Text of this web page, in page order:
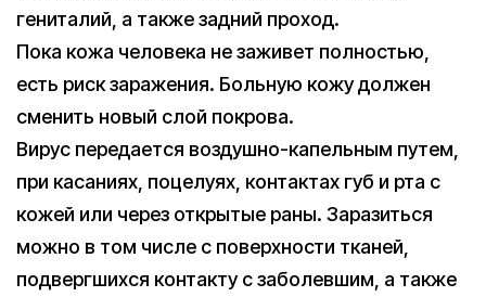
гениталий, а также задний проход.
Пока кожа человека не заживет полностью,
есть риск заражения. Больную кожу должен
сменить новый слой покрова.
Вирус передается воздушно-капельным путем,
при касаниях, поцелуях, контактах губ и рта с
кожей или через открытые раны. Заразиться
можно в том числе с поверхности тканей,
подвергшихся контакту с заболевшим, а также